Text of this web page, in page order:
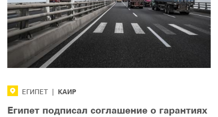
ЕГИПЕТ КАИР
Египет подписал соглашение о гарантиях